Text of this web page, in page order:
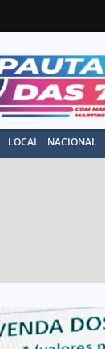
LOCAL NACIONAL